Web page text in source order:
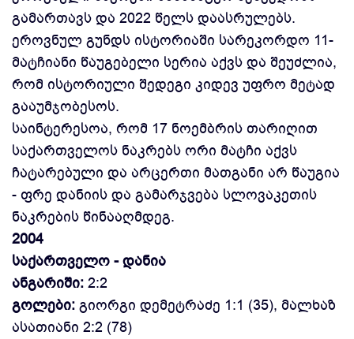
გამართავს და 2022 წელს დაასრულებს.
ეროვნულ გუნდს ისტორიაში სარეკორდო 11-
მატჩიანი წაუგებელი სერია აქვს და შეუძლია,
რომ ისტორიული შედეგი კიდევ უფრო მეტად
გააუმჯობესოს.
საინტერესოა, რომ 17 ნოემბრის თარიღით
საქართველოს ნაკრებს ორი მატჩი აქვს
ჩატარებული და არცერთი მათგანი არ წაუგია
- ფრე დანიის და გამარჯვება სლოვაკეთის
ნაკრების წინააღმდეგ.
2004
საქართველო - დანია
ანგარიში: 2:2
გოლები: გიორგი დემეტრაძე 1:1 (35), მალხაზ
ასათიანი 2:2 (78)